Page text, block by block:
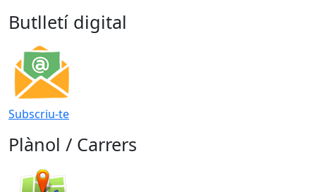
Butlletí digital
Subscriu-te
Plànol / Carrers